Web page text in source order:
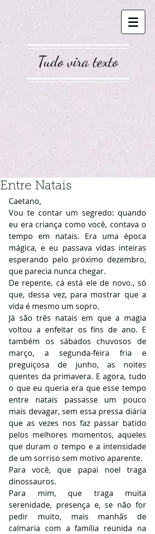
Tudo vira texto
Entre Natais
Caetano,
Vou te contar um segredo: quando
eu era criança como você, contava o
tempo em natais. Era uma época
mágica, e eu passava vidas inteiras
esperando pelo próximo dezembro,
que parecia nunca chegar.
De repente, cá está ele de novo., só
que, dessa vez, para mostrar que a
vida é mesmo um sopro.
Já são três natais em que a magia
voltou a enfeitar os fins de ano. E
também os sábados chuvosos de
março, a segunda-feira fria e
preguiçosa de junho, as noites
quentes da primavera. E agora, tudo
o que eu queria era que esse tempo
entre natais passasse um pouco
mais devagar, sem essa pressa diária
que as vezes nos faz passar batido
pelos melhores momentos, aqueles
que duram o tempo e a intensidade
de um sorriso sem motivo aparente.
Para você, que papai noel traga
dinossauros.
Para mim, que traga muita
serenidade, presença e, se não for
pedir muito, mais manhãs de
calmaria com a família reunida na